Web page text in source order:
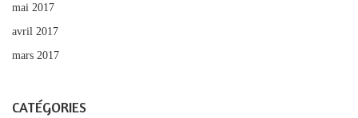
mai 2017
avril 2017
mars 2017
CATÉGORIES